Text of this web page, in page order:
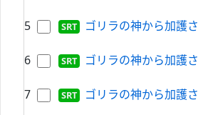
5
ゴリラの神から加護
6
ゴリラの神から加護
7
ゴリラの神から加護